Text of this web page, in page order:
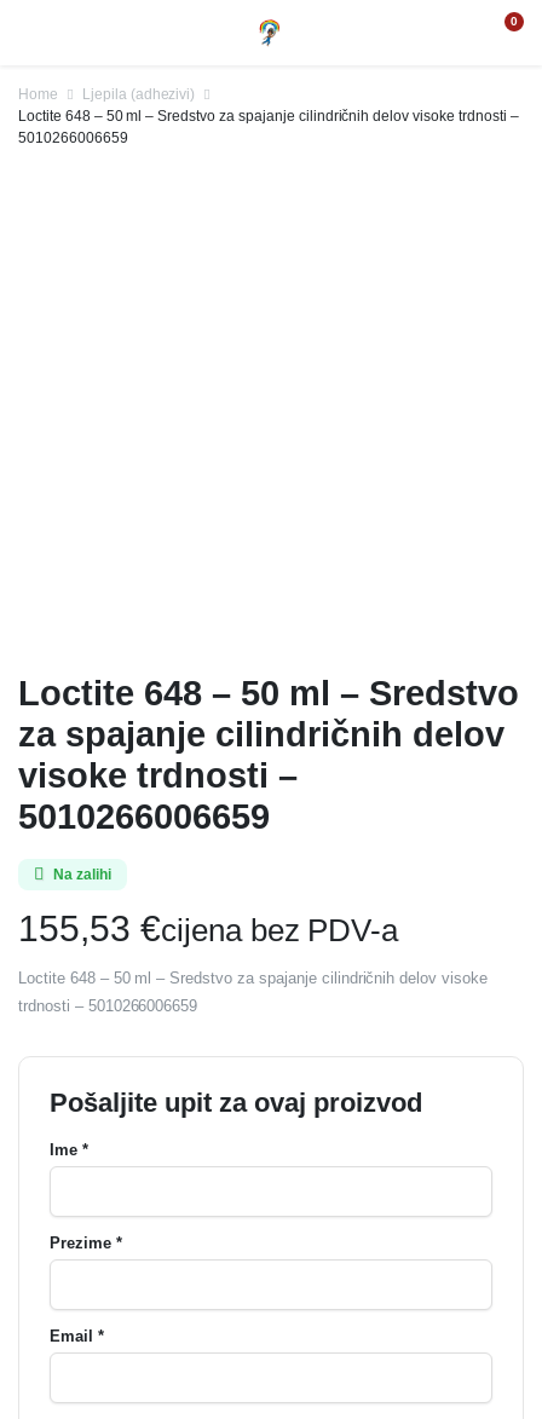
0
Home
Ljepila (adhezivi)
Loctite 648 – 50 ml – Sredstvo za spajanje cilindričnih delov visoke trdnosti –
5010266006659
Loctite 648 – 50 ml – Sredstvo
za spajanje cilindričnih delov
visoke trdnosti –
5010266006659
Na zalihi
155,53 €cijena bez PDV-a
Loctite 648 – 50 ml – Sredstvo za spajanje cilindričnih delov visoke
trdnosti – 5010266006659
Pošaljite upit za ovaj proizvod
Ime *
Prezime *
Email *